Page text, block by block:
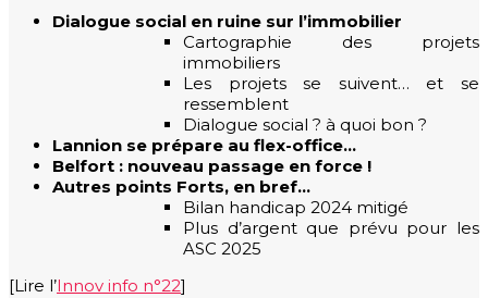
Dialogue social en ruine sur l’immobilier
Cartographie des projets
immobiliers
Les projets se suivent… et se
ressemblent
Dialogue social ? à quoi bon ?
Lannion se prépare au flex-office…
Belfort : nouveau passage en force !
Autres points Forts, en bref…
Bilan handicap 2024 mitigé
Plus d’argent que prévu pour les
ASC 2025
[Lire l’Innov info n°22]